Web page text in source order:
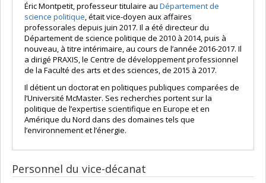
Éric Montpetit, professeur titulaire au Département de
science politique, était vice-doyen aux affaires
professorales depuis juin 2017. Il a été directeur du
Département de science politique de 2010 à 2014, puis à
nouveau, à titre intérimaire, au cours de l’année 2016-2017. Il
a dirigé PRAXIS, le Centre de développement professionnel
de la Faculté des arts et des sciences, de 2015 à 2017.
Il détient un doctorat en politiques publiques comparées de
l’Université McMaster. Ses recherches portent sur la
politique de l’expertise scientifique en Europe et en
Amérique du Nord dans des domaines tels que
l’environnement et l’énergie.
Personnel du vice-décanat